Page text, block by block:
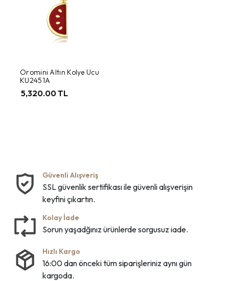
Oromini Altın Kolye Ucu
KU2451A
5,320.00 TL
Güvenli Alışveriş
SSL güvenlik sertifikası ile güvenli alışverişin
keyfini çıkartın.
Kolay İade
Sorun yaşadğınız ürünlerde sorgusuz iade.
Hızlı Kargo
16:00 dan önceki tüm siparişleriniz aynı gün
kargoda.